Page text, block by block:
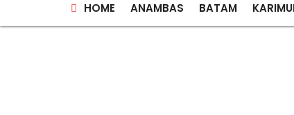
HOME ANAMBAS BATAM